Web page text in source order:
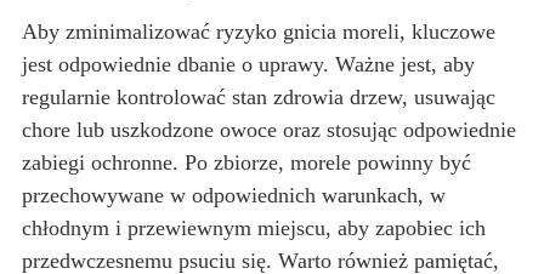
Aby zminimalizować ryzyko gnicia moreli, kluczowe
jest odpowiednie dbanie o uprawy. Ważne jest, aby
regularnie kontrolować stan zdrowia drzew, usuwając
chore lub uszkodzone owoce oraz stosując odpowiednie
zabiegi ochronne. Po zbiorze, morele powinny być
przechowywane w odpowiednich warunkach, w
chłodnym i przewiewnym miejscu, aby zapobiec ich
przedwczesnemu psuciu się. Warto również pamiętać,